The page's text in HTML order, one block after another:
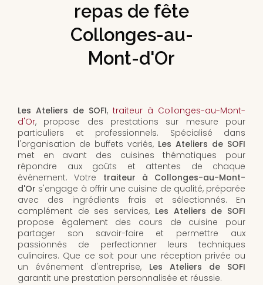
repas de fête
Collonges-au-
Mont-d'Or
Les Ateliers de SOFI, traiteur à Collonges-au-Mont-
d'Or, propose des prestations sur mesure pour
particuliers et professionnels. Spécialisé dans
l'organisation de buffets variés, Les Ateliers de SOFI
met en avant des cuisines thématiques pour
répondre aux goûts et attentes de chaque
événement. Votre traiteur à Collonges-au-Mont-
d'Or s'engage à offrir une cuisine de qualité, préparée
avec des ingrédients frais et sélectionnés. En
complément de ses services, Les Ateliers de SOFI
propose également des cours de cuisine pour
partager son savoir-faire et permettre aux
passionnés de perfectionner leurs techniques
culinaires. Que ce soit pour une réception privée ou
un événement d'entreprise, Les Ateliers de SOFI
garantit une prestation personnalisée et réussie.